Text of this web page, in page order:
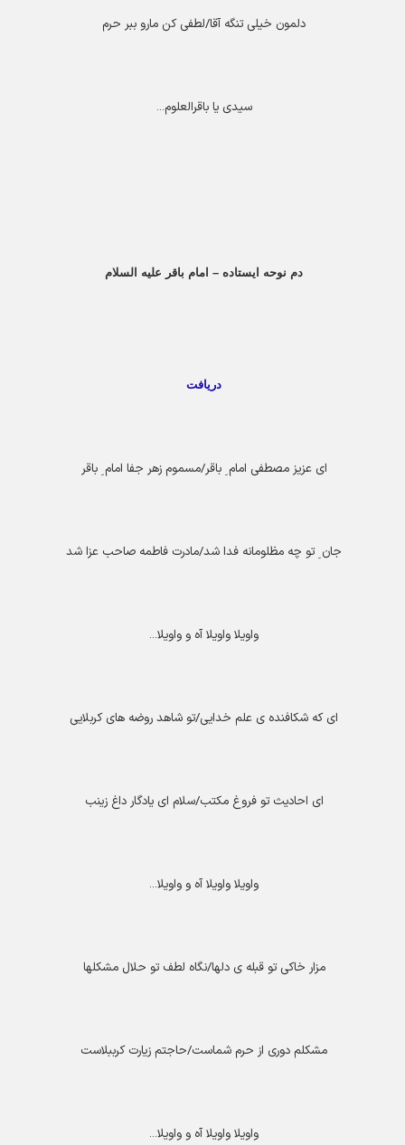
دلمون خیلی تنگه آقا/لطفی کن مارو ببر حرم
سیدی یا باقرالعلوم...
دم نوحه ایستاده – امام باقر علیه السلام
دریافت
ای عزیز مصطفی امام ِ باقر/مسموم زهر جفا امام ِ باقر
جان ِ تو چه مظلومانه فدا شد/مادرت فاطمه صاحب عزا شد
واویلا واویلا آه و واویلا...
ای که شکافنده ی علم خدایی/تو شاهد روضه های کربلایی
ای احادیث تو فروغ مکتب/سلام ای یادگار داغ زینب
واویلا واویلا آه و واویلا...
مزار خاکی تو قبله ی دلها/نگاه لطف تو حلال مشکلها
مشکلم دوری از حرم شماست/حاجتم زیارت کرببلاست
واویلا واویلا آه و واویلا...